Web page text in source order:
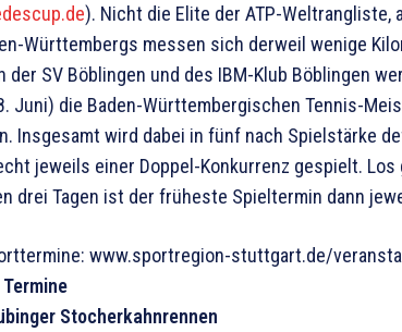
). Nicht die Elite der ATP-
Württembergs messen sich derweil wenige
der SV Böb­lingen und des IBM-Klub Böblingen
Juni) die Baden-Württem­bergischen Tennis-
Insgesamt wird dabei in fünf nach Spielstärke
jeweils einer Doppel-Konkurrenz gespielt. Los
drei Tagen ist der früheste Spieltermin dann
www.sportregion-stuttgart.de/
Stocherkahnrennen